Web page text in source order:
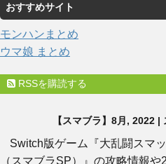
おすすめサイト
モンハンまとめ
ウマ娘 まとめ
RSSを購読する
【スマブラ】8月, 2022
Switch版ゲーム『大乱闘スマ
（スマブラSP）』の攻略情報